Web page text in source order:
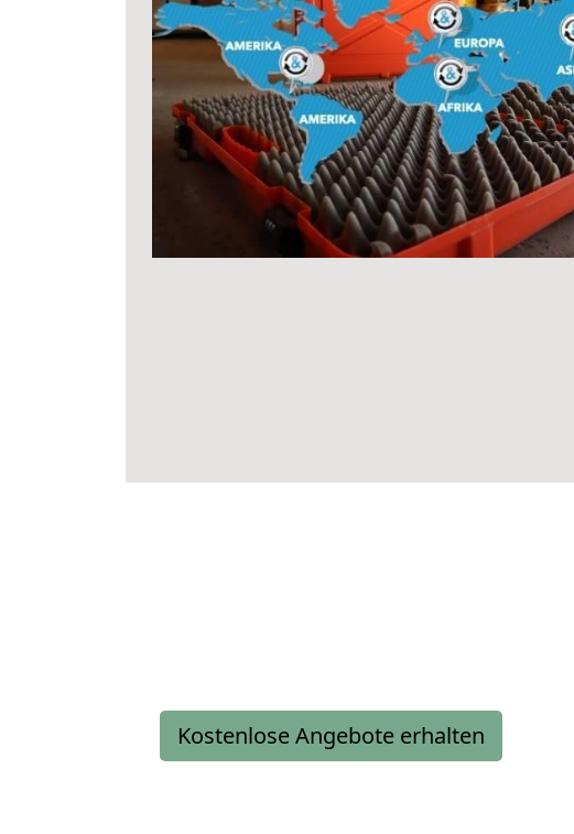
Kostenlose Angebote erhalten